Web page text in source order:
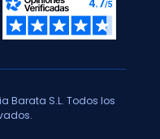
Barata S.L. Todos los